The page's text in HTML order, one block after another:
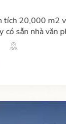
tích 20,000 m2
có sẵn nhà văn
vệ, hệ thống